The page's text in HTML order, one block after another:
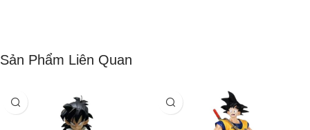
Sản Phẩm Liên Quan